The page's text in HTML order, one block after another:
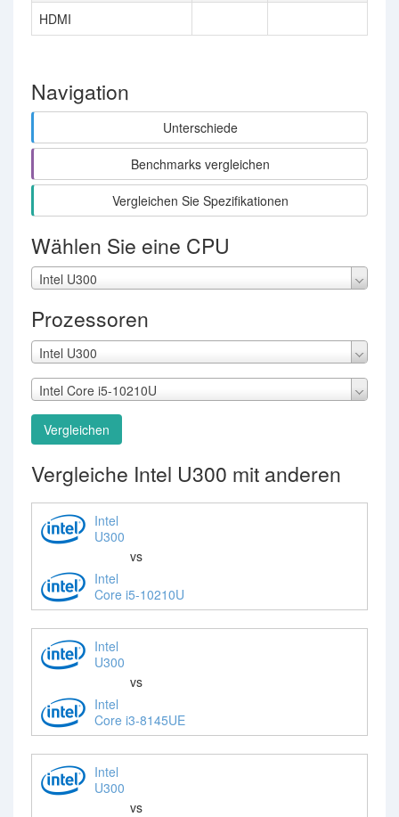
HDMI
Navigation
Unterschiede
Benchmarks vergleichen
Vergleichen Sie Spezifikationen
Wählen Sie eine CPU
Intel U300
Prozessoren
Intel U300
Intel Core i5-10210U
Vergleichen
Vergleiche Intel U300 mit anderen
Intel
U300
vs
Intel
Core i5-10210U
Intel
U300
vs
Intel
Core i3-8145UE
Intel
U300
vs